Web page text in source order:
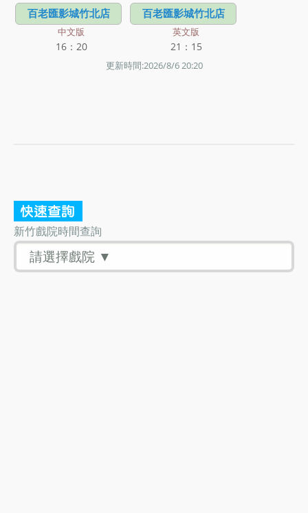
百老匯影城竹北店
中文版
16：20
百老匯影城竹北店
英文版
21：15
更新時間:2026/8/6 20:20
新竹戲院時間查詢